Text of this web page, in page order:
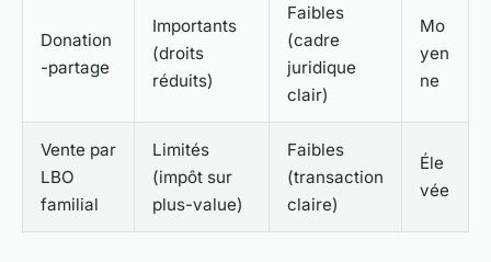
Donation
-partage
Importants
(droits
réduits)
Faibles
(cadre
juridique
clair)
Mo
yen
ne
Vente par
LBO
familial
Limités
(impôt sur
plus-value)
Faibles
(transaction
claire)
Éle
vée